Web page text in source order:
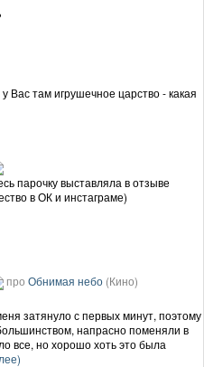
Вас там игрушечное царство - какая
парочку выставляла в отзыве
в ОК и инстаграме)
про Обнимая небо (Кино)
затянуло с первых минут, поэтому
напрасно поменяли в
все, но хорошо хоть это была